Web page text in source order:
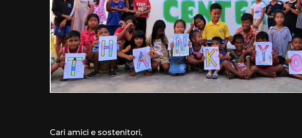
Cari amici e sostenitori,